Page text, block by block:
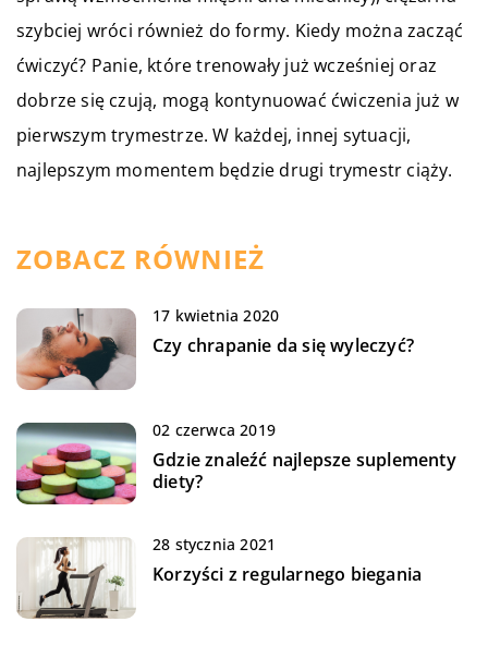
szybciej wróci również do formy. Kiedy można zacząć
ćwiczyć? Panie, które trenowały już wcześniej oraz
dobrze się czują, mogą kontynuować ćwiczenia już w
pierwszym trymestrze. W każdej, innej sytuacji,
najlepszym momentem będzie drugi trymestr ciąży.
ZOBACZ RÓWNIEŻ
17 kwietnia 2020
Czy chrapanie da się wyleczyć?
02 czerwca 2019
Gdzie znaleźć najlepsze suplementy
diety?
28 stycznia 2021
Korzyści z regularnego biegania